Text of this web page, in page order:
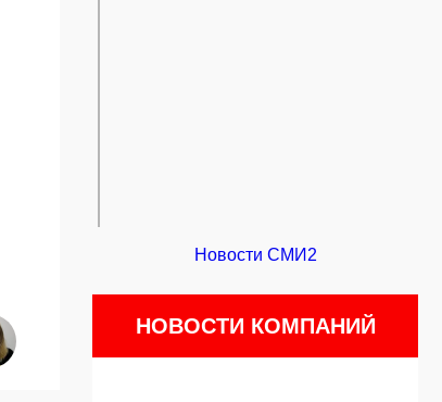
Новости СМИ2
НОВОСТИ КОМПАНИЙ